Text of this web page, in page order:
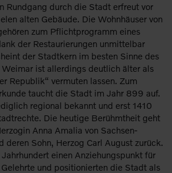
Rundgang durch die Stadt erfreut vor
alten Gebäude. Die Wohnhäuser von
zum Pflichtprogramm eines
der Restaurierungen unmittelbar
der Stadtkern im besten Sinne des
Weimar ist allerdings deutlich älter als
Republik“ vermuten lassen. Zum
taucht die Stadt im Jahr 899 auf.
regional bekannt und erst 1410
Die heutige Berühmtheit geht
Anna Amalia von Sachsen-
deren Sohn, Herzog Carl August zurück.
einen Anziehungspunkt für
und positionierten die Stadt als